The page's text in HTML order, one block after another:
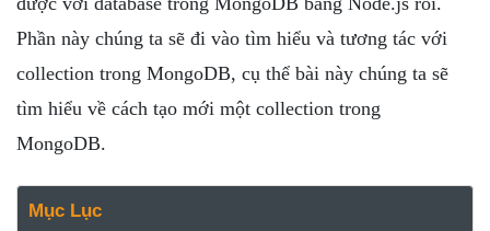
CSS
THỦ THUẬT
CÔNG
SOFTWARE
TIN TỨC &
REVIEW
Phần này chúng ta sẽ đi vào tìm hiểu và tương tác với
collection trong MongoDB, cụ thể bài này chúng ta sẽ
tìm hiểu về cách tạo mới một collection trong
MongoDB.
Mục Lục